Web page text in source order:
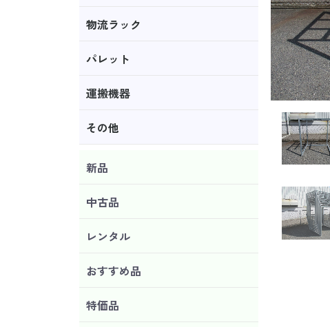
物流ラック
パレット
運搬機器
その他
新品
中古品
レンタル
おすすめ品
特価品